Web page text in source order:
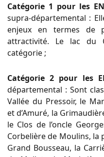
Catégorie 1 pour les
supra-départemental :
enjeux en termes de
attractivité. Le lac du
catégorie ;
Catégorie 2 pour les
départemental : Sont
Vallée du Pressoir, le
et d’Amuré, la
le Clos de l’oncle
Corbelière de Moulins, la
Grand Bousseau, la